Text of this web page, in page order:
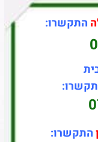
התקשרו:
התקשרו: